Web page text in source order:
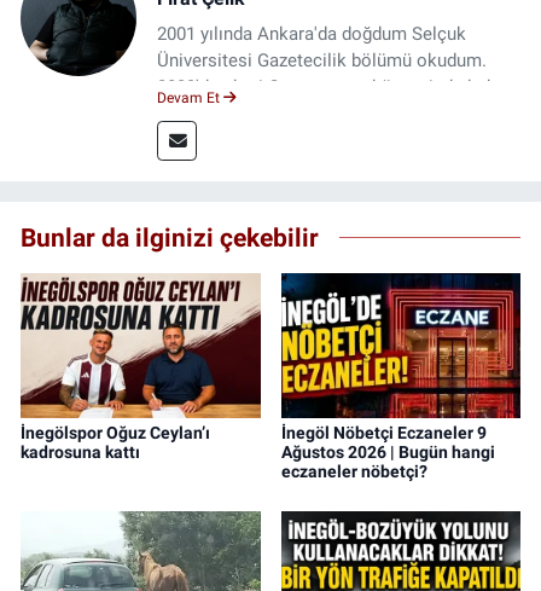
2001 yılında Ankara'da doğdum Selçuk
Üniversitesi Gazetecilik bölümü okudum.
2023'den beri Genç gazete bünyesinde haber
Devam Et
Bunlar da ilginizi çekebilir
İnegölspor Oğuz Ceylan’ı
kadrosuna kattı
İnegöl Nöbetçi Eczaneler 9
Ağustos 2026 | Bugün hangi
eczaneler nöbetçi?